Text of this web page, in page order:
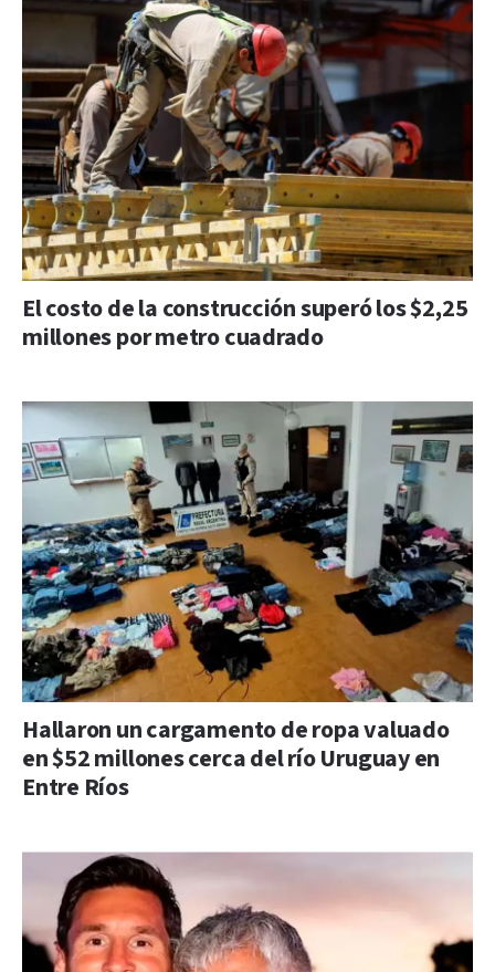
El costo de la construcción superó los $2,25
millones por metro cuadrado
Hallaron un cargamento de ropa valuado
en $52 millones cerca del río Uruguay en
Entre Ríos